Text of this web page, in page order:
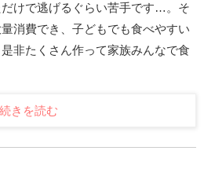
けで逃げるぐらい苦手です…。そ
消費でき、子どもでも食べやすい
非たくさん作って家族みんなで食
続きを読む